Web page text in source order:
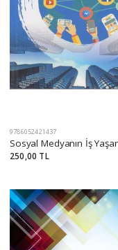
9786052421437
250,00 TL